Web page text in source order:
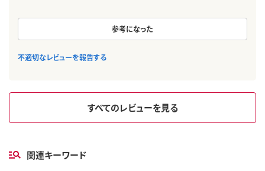
参考になった
不適切なレビューを報告する
すべてのレビューを見る
関連キーワード